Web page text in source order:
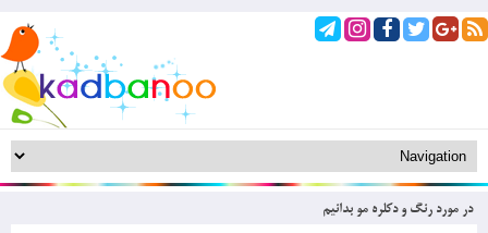
در مورد رنگ و دکلره مو بدانیم